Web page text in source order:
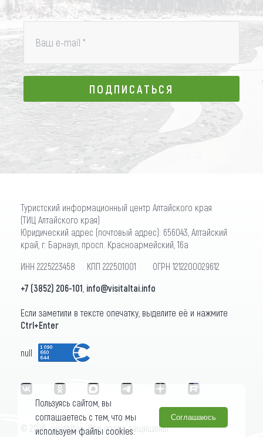
Ваш e-mail *
ПОДПИСАТЬСЯ
ПОДПИСАТЬСЯ
Туристский информационный центр Алтайского края
(ТИЦ Алтайского края)
Юридический адрес (почтовый адрес): 656043, Алтайский
край, г. Барнаул, просп. Красноармейский, 16а
ИНН 2225223458 КПП 222501001 ОГРН 1212200029612
+7 (3852) 206-101 info@visitaltai.info
Если заметили в тексте опечатку, выделите её и нажмите
Ctrl+Enter
null
© 2026 «visitaltai» Все права защищены.
Пользуясь сайтом, вы
соглашаетесь с тем, что мы
используем файлы cookies.
Соглашаюсь